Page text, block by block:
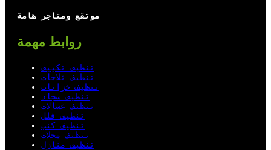
موتقع ومتاجر هامة
روابط مهمة
تنظيف تكييف
تنظيف ثلاجات
تنظيف خزانات
تنظيف سجاد
تنظيف غسالات
تنظيف فلل
تنظيف كنب
تنظيف محلات
تنظيف منازل